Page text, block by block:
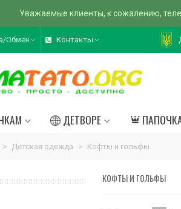
Уважаемые клиенты, к сожалению,
Обмен Контакты
ДЕТВОРЕ
> Детская одежда > Кофты и гольфы
КОФТЫ И ГОЛЬФЫ